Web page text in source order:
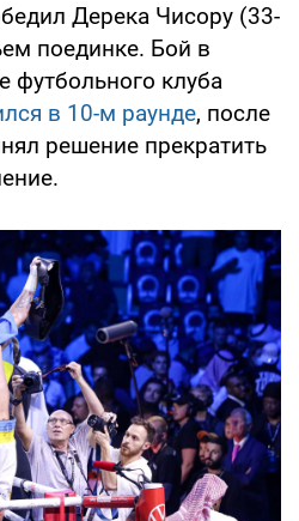
Дерека Чисору (33-
поединке. Бой в
футбольного клуба
в 10-м раунде, после
решение прекратить